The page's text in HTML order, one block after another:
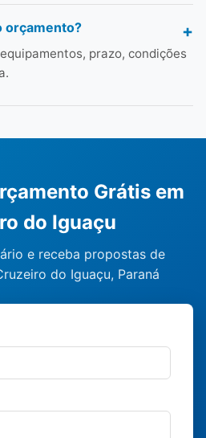
orçamento?
prazo, condições
Grátis em
do Iguaçu
e receba propostas de
do Iguaçu, Paraná